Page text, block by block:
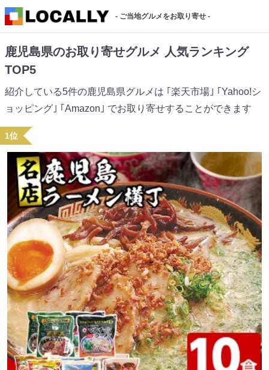
- ご当地グルメをお取り寄せ -
鹿児島県のお取り寄せグルメ 人気ランキング
TOP5
紹介している5件の鹿児島県グルメは ｢楽天市場｣ ｢Yahoo!シ
ョッピング｣ ｢Amazon｣ でお取り寄せすることができます
1位